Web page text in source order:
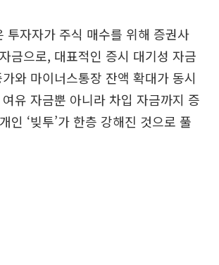
투자자가 주식 매수를 위해 증권사
금으로, 대표적인 증시 대기성 자금
와 마이너스통장 잔액 확대가 동시
유 자금뿐 아니라 차입 자금까지 증
인 ‘빚투’가 한층 강해진 것으로 풀